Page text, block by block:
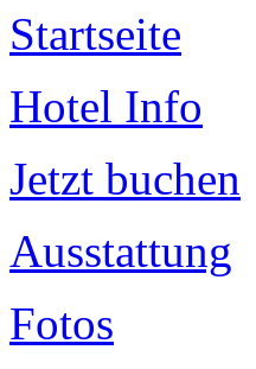
Startseite
Hotel Info
Jetzt buchen
Ausstattung
Fotos